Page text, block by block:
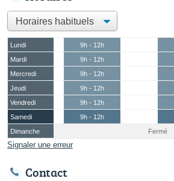
Lundi 9h - 12h
Mardi
9h - 12h
Mercredi
9h - 12h
Jeudi
9h - 12h
Vendredi
9h - 12h
Samedi
9h - 12h
Dimanche
Fermé
Signaler une erreur
Contact